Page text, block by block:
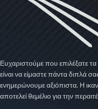
Ευχαριστούμε που επιλέξατε
είναι να είμαστε πάντα διπλά
ενημερώνουμε αξιόπιστα. Η
αποτελεί θεμέλιο για την